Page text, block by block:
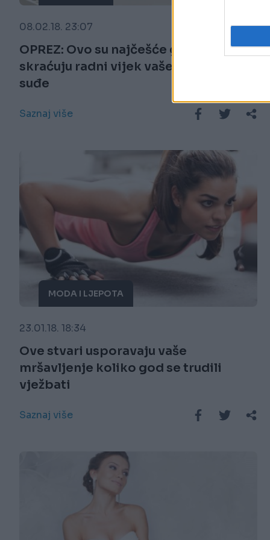
08.02.18. 23:07
OPREZ: Ovo su najčešće greške koje
skraćuju radni vijek vaše mašine za
suđe
Saznaj više
MODA I LJEPOTA
23.01.18. 18:34
Ove stvari usporavaju vaše
mršavljenje koliko god se trudili
vježbati
Saznaj više